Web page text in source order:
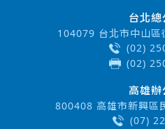
台北總
104079 台北市中山
(02)
(02)
高雄辦
800408 高雄市新興區
(07)